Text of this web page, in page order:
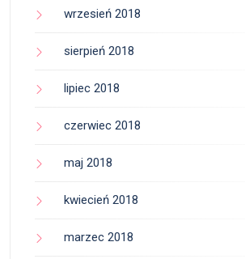
wrzesień 2018
sierpień 2018
lipiec 2018
czerwiec 2018
maj 2018
kwiecień 2018
marzec 2018